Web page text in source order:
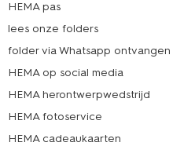
HEMA pas
lees onze folders
folder via Whatsapp ontvangen
HEMA op social media
HEMA herontwerpwedstrijd
HEMA fotoservice
HEMA cadeaukaarten